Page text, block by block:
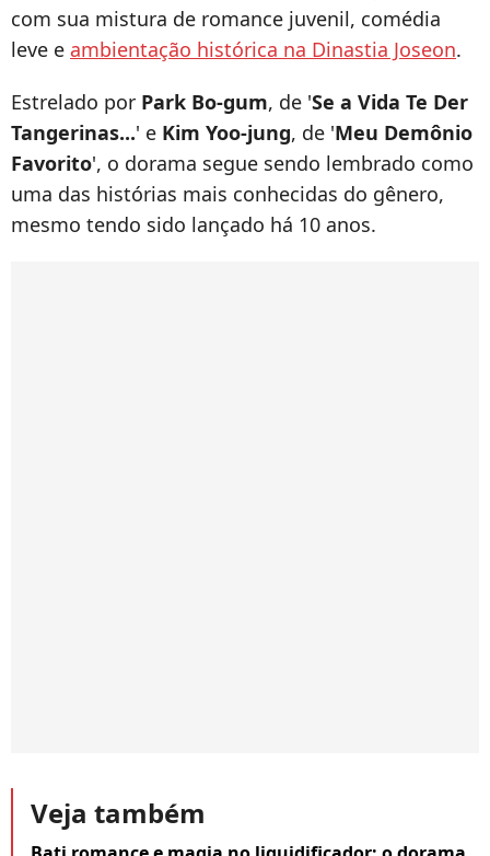
com sua mistura de romance juvenil, comédia
leve e ambientação histórica na Dinastia Joseon.
Estrelado por Park Bo-gum, de 'Se a Vida Te Der
Tangerinas...' e Kim Yoo-jung, de 'Meu Demônio
Favorito', o dorama segue sendo lembrado como
uma das histórias mais conhecidas do gênero,
mesmo tendo sido lançado há 10 anos.
Veja também